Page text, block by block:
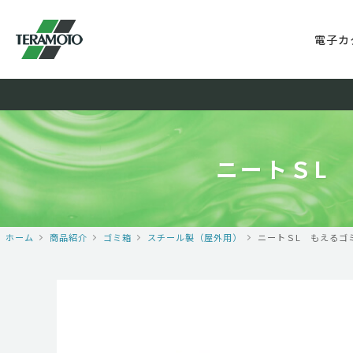
電子
ニートＳL
ホーム 商品紹介 ゴミ箱 スチール製（屋外用） ニートＳL もえる